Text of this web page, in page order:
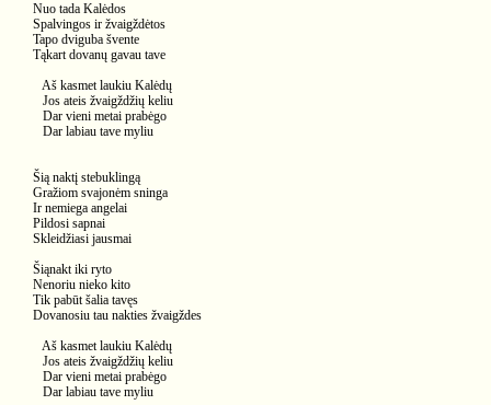
Nuo tada Kalėdos
Spalvingos ir žvaigždėtos
Tapo dviguba švente
Tąkart dovanų gavau tave
Aš kasmet laukiu Kalėdų
Jos ateis žvaigždžių keliu
Dar vieni metai prabėgo
Dar labiau tave myliu
Šią naktį stebuklingą
Gražiom svajonėm sninga
Ir nemiega angelai
Pildosi sapnai
Skleidžiasi jausmai
Šiąnakt iki ryto
Nenoriu nieko kito
Tik pabūt šalia tavęs
Dovanosiu tau nakties žvaigždes
Aš kasmet laukiu Kalėdų
Jos ateis žvaigždžių keliu
Dar vieni metai prabėgo
Dar labiau tave myliu